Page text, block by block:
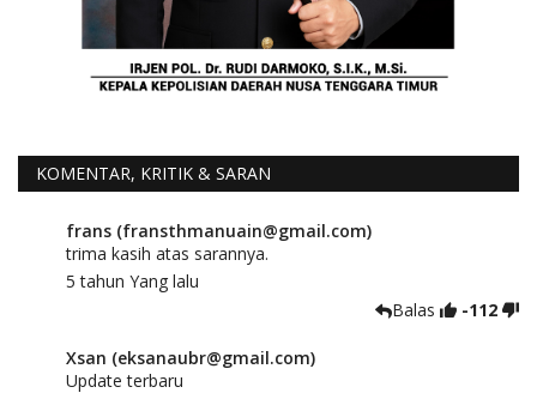
KOMENTAR, KRITIK & SARAN
frans (fransthmanuain@gmail.com)
trima kasih atas sarannya.
5 tahun Yang lalu
Balas
-112
Xsan (eksanaubr@gmail.com)
Update terbaru